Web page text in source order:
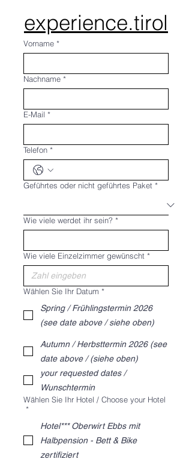
experience.tirol
Vorname *
Nachname *
E-Mail *
Telefon *
Geführtes oder nicht geführtes Paket *
Wie viele werdet ihr sein? *
Wie viele Einzelzimmer gewünscht *
Wählen Sie Ihr Datum *
Spring / Frühlingstermin 2026
(see date above / siehe oben)
Autumn / Herbsttermin 2026 (see
date above / (siehe oben)
your requested dates /
Wunschtermin
Wählen Sie Ihr Hotel / Choose your Hotel
*
Hotel*** Oberwirt Ebbs mit
Halbpension - Bett & Bike
zertifiziert